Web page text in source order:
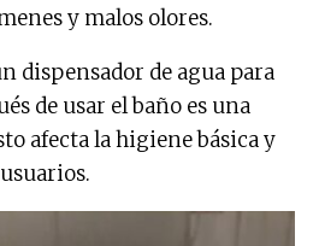
y malos olores.
dispensador de agua para
de usar el baño es una
afecta la higiene básica y